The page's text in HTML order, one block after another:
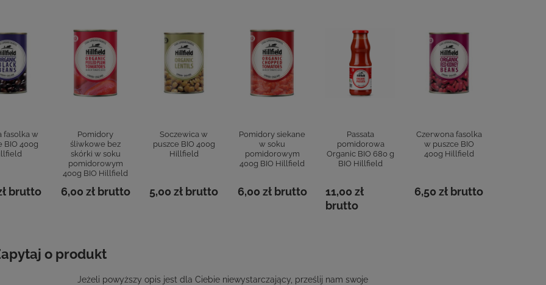
fasolka w
BIO 400g
brutto
Pomidory
śliwkowe bez
skórki w soku
pomidorowym
400g BIO Hillfield
6,00 złbrutto
Soczewica w
puszce BIO 400g
Hillfield
5,00 zł brutto
Pomidory siekane
w soku
pomidorowym
400g BIO Hillfield
6,00 złbrutto
Passata
pomidorowa
Organic BIO 680 g
BIO Hillfield
11,00 zł
brutto
Czerwona fasolka
w puszce BIO
400g Hillfield
6,50 zł brutto
o produkt
Jeżeli powyższy opis jest dla Ciebie niewystarczający, prześlij nam swoje